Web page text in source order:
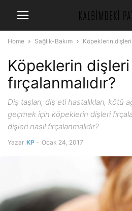
Home Sağlık-Bakım Köpeklerin dişleri
Köpeklerin dişleri
fırçalanmalıdır?
Diş taşları, diş eti hastalıkları, kötü
geçmek için köpeklerin dişleri
dişleri nasıl fırçalanmalıdır?
Yazar KP - Ocak 24, 2017